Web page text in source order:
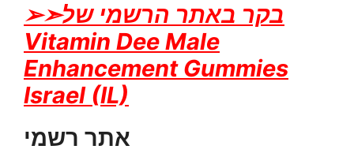
➢➣בקר באתר הרשמי של
Vitamin Dee Male
Enhancement Gummies
Israel (IL)
אתר רשמי